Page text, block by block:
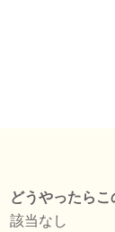
どうやったらこ
該当なし